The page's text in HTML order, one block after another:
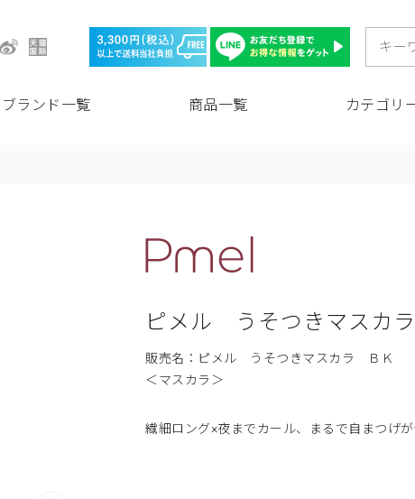
ブランド一覧 商品一覧 カテゴリ
ピメル うそつきマスカ
販売名：ピメル うそつきマスカラ ＢＫ
＜マスカラ＞
繊細ロング×夜までカール、まるで自まつげ